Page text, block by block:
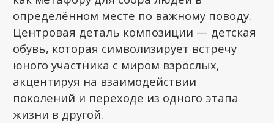
определённом месте по важному поводу.
Центровая деталь композиции — детская
обувь, которая символизирует встречу
юного участника с миром взрослых,
акцентируя на взаимодействии
поколений и переходе из одного этапа
жизни в другой.